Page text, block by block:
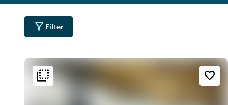
Locations für ein köstliches privates Dinner an.
filter_alt Filter
flip_to_back favorite_border
flip_to_back Ambiente und Ästhetik
spa
Erreichbarkeit und Lage
location_city
Urban gelegen